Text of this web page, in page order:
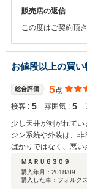
販売店の返信
この度はご契約頂
喜んで頂けること
社員全員で徹底さ
寄りください。 今
お値段以上の買い
総合評価 5点
接客 : 5 雰囲気 : 5
少し天井が剥がれて
ジン系統や外装は、
ばかりではなく、悪
庫県なので車検等は
てて信頼のできるお店
ＭＡＲＵ６３０９
購入年月： 2018/09
購入した車：フォル